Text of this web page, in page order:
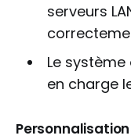
serveurs
Le
en charge